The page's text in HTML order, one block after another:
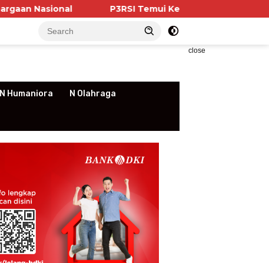
P3RSI Temui Kementerian PKP, Pengurus
close
N Humaniora N Olahraga